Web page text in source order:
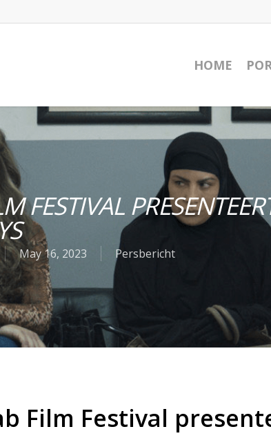
HOME
FESTIVAL
May 16, 2023 Persbericht
Film Festival